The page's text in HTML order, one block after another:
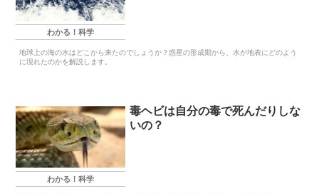
わかる！科学
地球上の海の水はどこから来たのでしょうか？惑星の形成期から、水が地表にどのよう
に現れたのかを解説します。
わかる！科学
毒ヘビは自分の毒で死んだりしな
いの？